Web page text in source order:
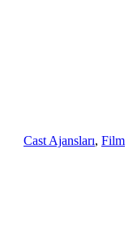
Cast Ajansları, Film